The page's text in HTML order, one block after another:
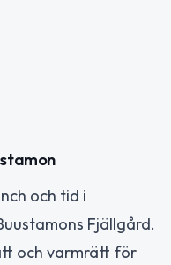
och tid i
Fjällgård.
och varmrätt för